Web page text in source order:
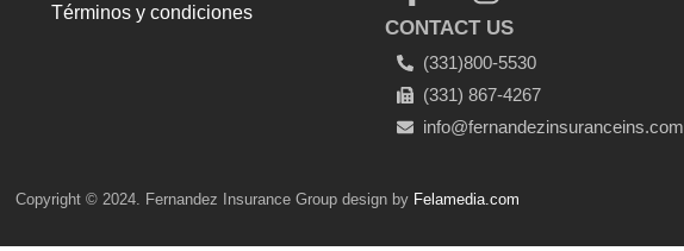
Términos y condiciones
CONTACT US
(331)800-5530
(331) 867-4267
info@fernandezinsuranceins.com
Copyright © 2024. Fernandez Insurance Group design by Felamedia.com